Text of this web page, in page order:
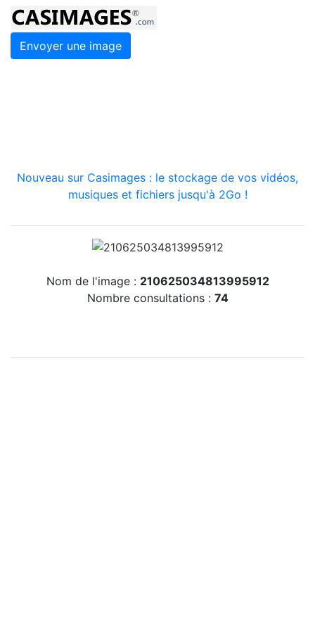
Envoyer une image
Nouveau sur Casimages : le stockage de vos vidéos,
musiques et fichiers jusqu'à 2Go !
Nom de l'image : 210625034813995912
Nombre consultations : 74